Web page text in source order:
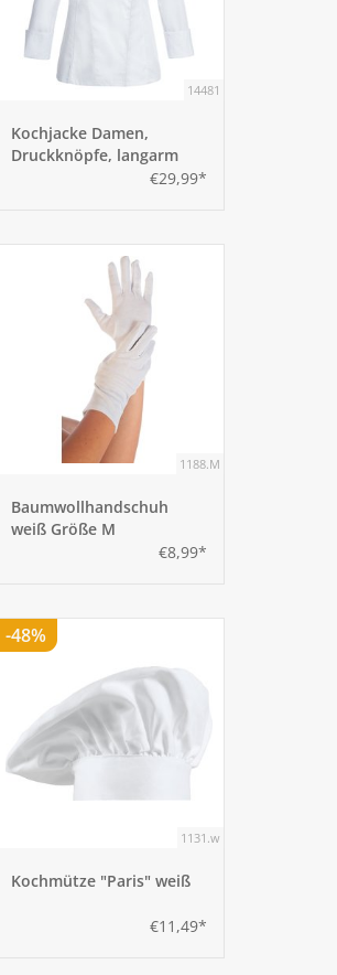
14481
Kochjacke Damen,
Druckknöpfe, langarm
€29,99*
1188.M
Baumwollhandschuh
weiß Größe M
€8,99*
-48%
1131.w
Kochmütze "Paris" weiß
€11,49*